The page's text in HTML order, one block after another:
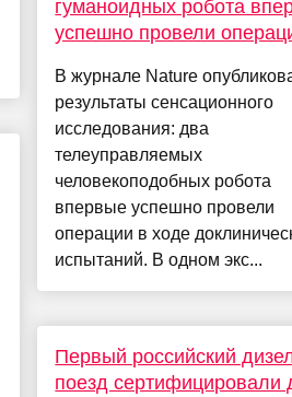
гуманоидных робота
успешно провели
В журнале Nature
результаты сенсационного
исследования: два
телеуправляемых
человекоподобных робота
впервые успешно провели
операции в ходе
испытаний. В одном экс...
Первый российский
поезд сертифицировали